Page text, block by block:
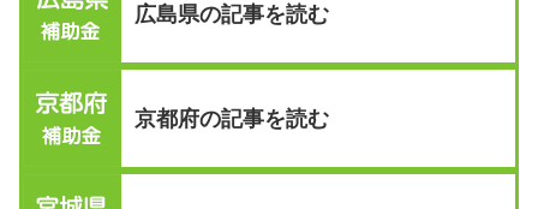
広島県の記事を読む
京都府の記事を読む